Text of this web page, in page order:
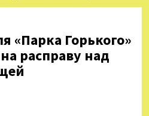
«Парка Горького»
расправу над